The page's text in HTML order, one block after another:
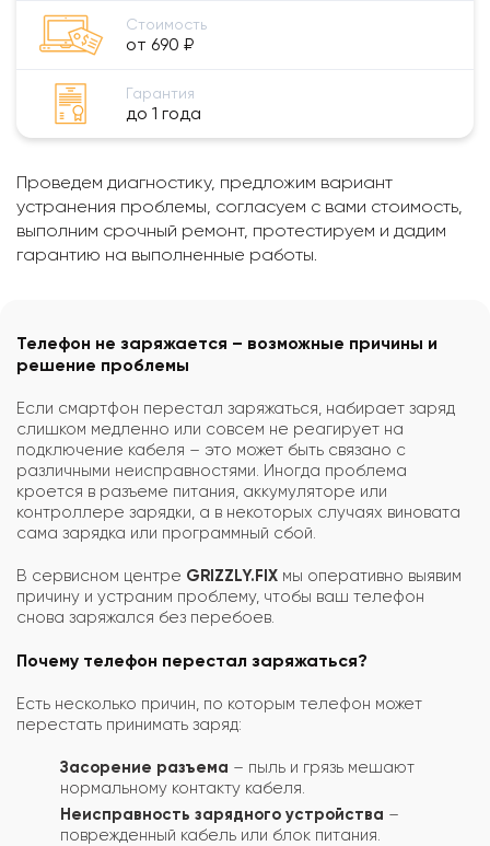
Стоимость
от 690 ₽
Гарантия
до 1 года
Проведем диагностику, предложим вариант
устранения проблемы, согласуем с вами стоимость,
выполним срочный ремонт, протестируем и дадим
гарантию на выполненные работы.
Телефон не заряжается – возможные причины и
решение проблемы
Если смартфон перестал заряжаться, набирает заряд
слишком медленно или совсем не реагирует на
подключение кабеля – это может быть связано с
различными неисправностями. Иногда проблема
кроется в разъеме питания, аккумуляторе или
контроллере зарядки, а в некоторых случаях виновата
сама зарядка или программный сбой.
В сервисном центре GRIZZLY.FIX мы оперативно выявим
причину и устраним проблему, чтобы ваш телефон
снова заряжался без перебоев.
Почему телефон перестал заряжаться?
Есть несколько причин, по которым телефон может
перестать принимать заряд:
Засорение разъема – пыль и грязь мешают
нормальному контакту кабеля.
Неисправность зарядного устройства –
поврежденный кабель или блок питания.